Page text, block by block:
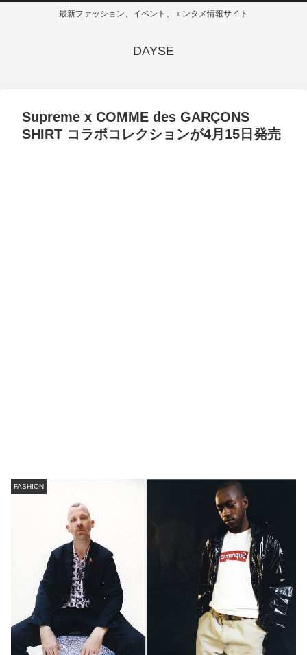
最新ファッション、イベント、エンタメ情報サイト
DAYSE
Supreme x COMME des GARÇONS
SHIRT コラボコレクションが4月15日発売
FASHION